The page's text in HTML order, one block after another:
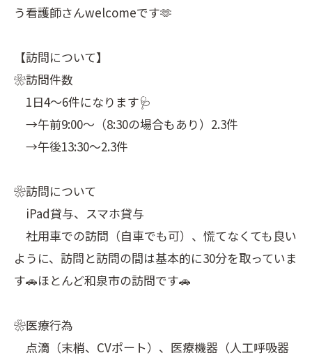
う看護師さんwelcomeです🫶
【訪問について】
❀訪問件数
1日4〜6件になります🩺
→午前9:00〜（8:30の場合もあり）2.3件
→午後13:30〜2.3件
❀訪問について
iPad貸与、スマホ貸与
社用車での訪問（自車でも可）、慌てなくても良い
ように、訪問と訪問の間は基本的に30分を取っていま
す🚗ほとんど和泉市の訪問です🚗
❀医療行為
点滴（末梢、CVポート）、医療機器（人工呼吸器